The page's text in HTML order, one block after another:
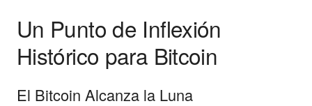
Un Punto de Inflexión
Histórico para Bitcoin
El Bitcoin Alcanza la Luna